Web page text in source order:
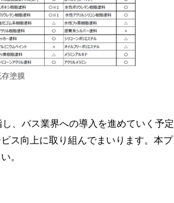
塗膜
、バス業界への導入を進めていく予定
ス向上に取り組んでまいります。本プ
。